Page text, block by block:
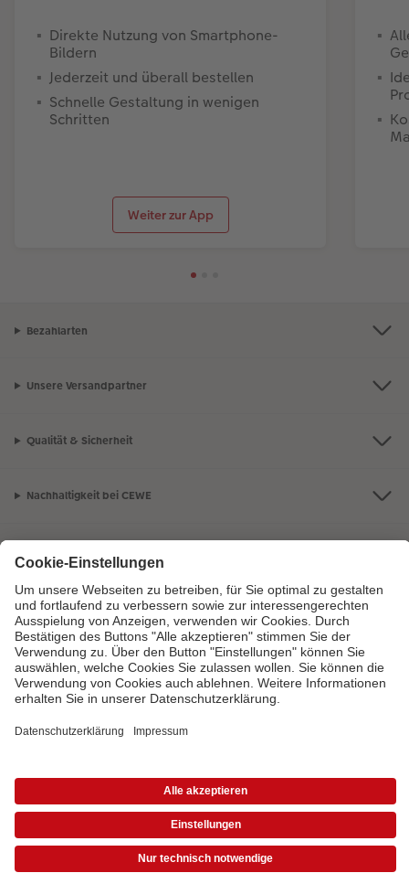
Direkte Nutzung von Smartphone-
Bildern
Jederzeit und überall bestellen
Schnelle Gestaltung in wenigen
Schritten
Weiter zur App
Bezahlarten
Unsere Versandpartner
Qualität & Sicherheit
Nachhaltigkeit bei CEWE
Informationen
Sortiment
Mo. bis Sa.: 8:00 – 20:00 Uhr und So.: 10:00 – 18:00 Uhr
*Die Preise gelten inkl. MwSt. zzgl. Versandkosten (ggf. auch bei Filialabholung) gem.
Das abgebildete Produkt hat ggfs. einen höheren Preis.